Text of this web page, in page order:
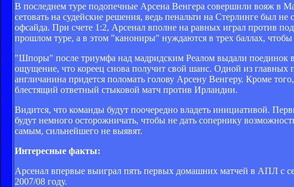
В последнем туре подопечные Арсена Венгера совершили вояж в
сетовать на судейские решения, ведь пенальти на Стерлинге был
офсайда. При счете 1:2, Арсенал вполне на равных играл против
прошлом туре, а в этом "канониры" нуждаются в трех баллах,
"Шпоры" после триумфа над мадридским Реалом выдали поединок
ощущение, что кореец снова получит свой шанс. Одной из
англичанина придется поломать голову Арсену Венгеру. Кроме
блестящий ответный стыковой матч против Ирландии.
Видится, что команды будут поочередно владеть инициативой.
будут немного осторожничать, чтобы не дать сопернику
самым, сильнейшего не выявят.
Интересные факты:
Арсенал впервые выиграл пять первых домашних матчей в АПЛ с
2007/08 году.